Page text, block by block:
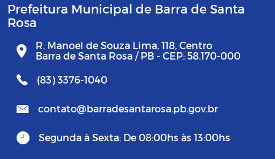
Prefeitura Municipal de Barra de Santa
Rosa
R. Manoel de Souza Lima, 118, Centro
Barra de Santa Rosa / PB - CEP: 58.170-000
(83) 3376-1040
contato@barradesantarosa.pb.gov.br
Segunda à Sexta: De 08:00hs às 13:00hs